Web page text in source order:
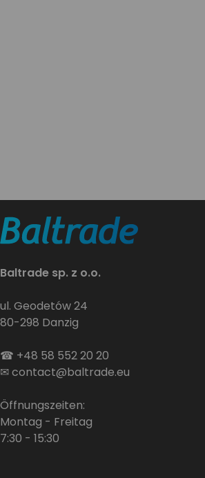
Baltrade sp. z o.o.
ul. Geodetów 24
80-298 Danzig
☎ +48 58 552 20 20
✉contact@baltrade.eu
Öffnungszeiten:
Montag - Freitag
7:30 - 15:30